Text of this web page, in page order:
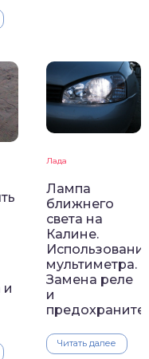
и
Лада
Лампа
ближнего
света на
Калине.
мультиметра.
Замена реле
и
Читать далее